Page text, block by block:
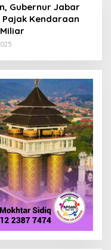
Gubernur Jabar
Kendaraan
E
H
R
D
A
K
I